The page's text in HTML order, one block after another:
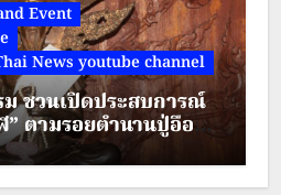
Event
News youtube channel
ชวนเปิดประสบการณ์
” ตามรอยตำนานปู่อือลือ
และการผจญภัย